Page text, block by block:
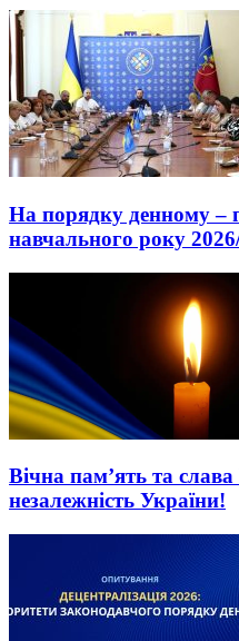
На порядку денному –
навчального року
Вічна пам’ять та
незалежність України!